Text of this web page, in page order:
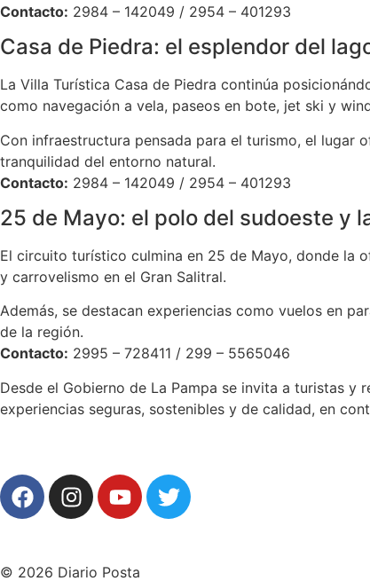
Contacto: 2984 – 142049 / 2954 – 401293
Casa de Piedra: el esplendor del
La Villa Turística Casa de Piedra continúa
como navegación a vela, paseos en bote, jet ski y
Con infraestructura pensada para el turismo, el lugar
tranquilidad del entorno natural.
Contacto: 2984 – 142049 / 2954 – 401293
25 de Mayo: el polo del sudoeste y
El circuito turístico culmina en 25 de Mayo, donde la
y carrovelismo en el Gran Salitral.
Además, se destacan experiencias como vuelos en
de la región.
Contacto: 2995 – 728411 / 299 – 5565046
Desde el Gobierno de La Pampa se invita a turistas
experiencias seguras, sostenibles y de calidad, en
© 2026 Diario Posta